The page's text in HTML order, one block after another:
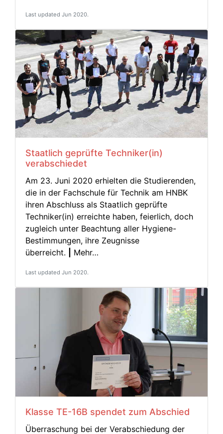
Last updated Jun 2020.
Staatlich geprüfte Techniker(in)
verabschiedet
Am 23. Juni 2020 erhielten die Studierenden,
die in der Fachschule für Technik am HNBK
ihren Abschluss als Staatlich geprüfte
Techniker(in) erreichte haben, feierlich, doch
zugleich unter Beachtung aller Hygiene-
Bestimmungen, ihre Zeugnisse
überreicht.
Mehr…
Last updated Jun 2020.
Klasse TE-16B spendet zum Abschied
Überraschung bei der Verabschiedung der